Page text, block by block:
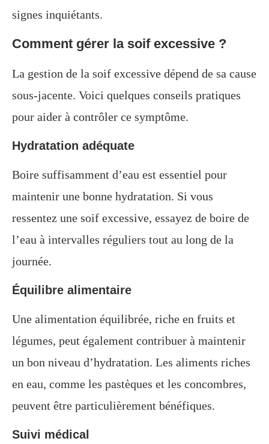
signes inquiétants.
Comment gérer la soif excessive ?
La gestion de la soif excessive dépend de sa cause
sous-jacente. Voici quelques conseils pratiques
pour aider à contrôler ce symptôme.
Hydratation adéquate
Boire suffisamment d’eau est essentiel pour
maintenir une bonne hydratation. Si vous
ressentez une soif excessive, essayez de boire de
l’eau à intervalles réguliers tout au long de la
journée.
Équilibre alimentaire
Une alimentation équilibrée, riche en fruits et
légumes, peut également contribuer à maintenir
un bon niveau d’hydratation. Les aliments riches
en eau, comme les pastèques et les concombres,
peuvent être particulièrement bénéfiques.
Suivi médical